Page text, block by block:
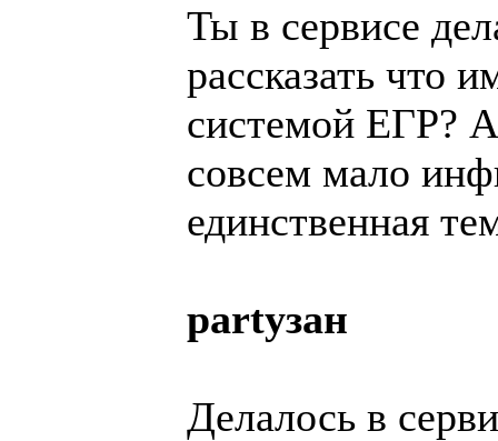
Ты в сервисе
рассказать что
системой ЕГР?
совсем мало
единственная
partyзан
Делалось в